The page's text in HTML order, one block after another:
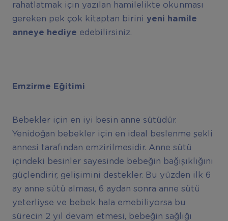
rahatlatmak için yazılan hamilelikte okunması
gereken pek çok kitaptan birini yeni hamile
anneye hediye edebilirsiniz.
Emzirme Eğitimi
Bebekler için en iyi besin anne sütüdür.
Yenidoğan bebekler için en ideal beslenme şekli
annesi tarafından emzirilmesidir. Anne sütü
içindeki besinler sayesinde bebeğin bağışıklığını
güçlendirir, gelişimini destekler. Bu yüzden ilk 6
ay anne sütü alması, 6 aydan sonra anne sütü
yeterliyse ve bebek hala emebiliyorsa bu
sürecin 2 yıl devam etmesi, bebeğin sağlığı